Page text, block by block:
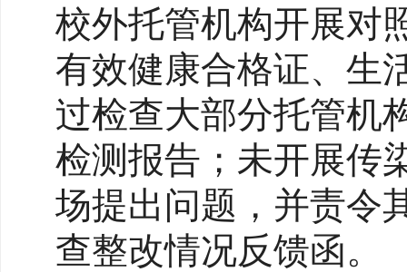
校外托管机构开展对
有效健康合格证、生
过检查大部分托管机
检测报告；未开展传
场提出问题，并责令
查整改情况反馈函。